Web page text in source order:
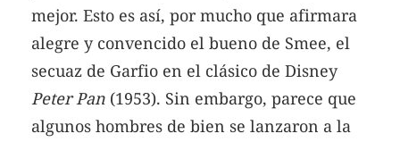
mejor. Esto es así, por mucho que afirmara
alegre y convencido el bueno de Smee, el
secuaz de Garfio en el clásico de Disney
Peter Pan (1953). Sin embargo, parece que
algunos hombres de bien se lanzaron a la